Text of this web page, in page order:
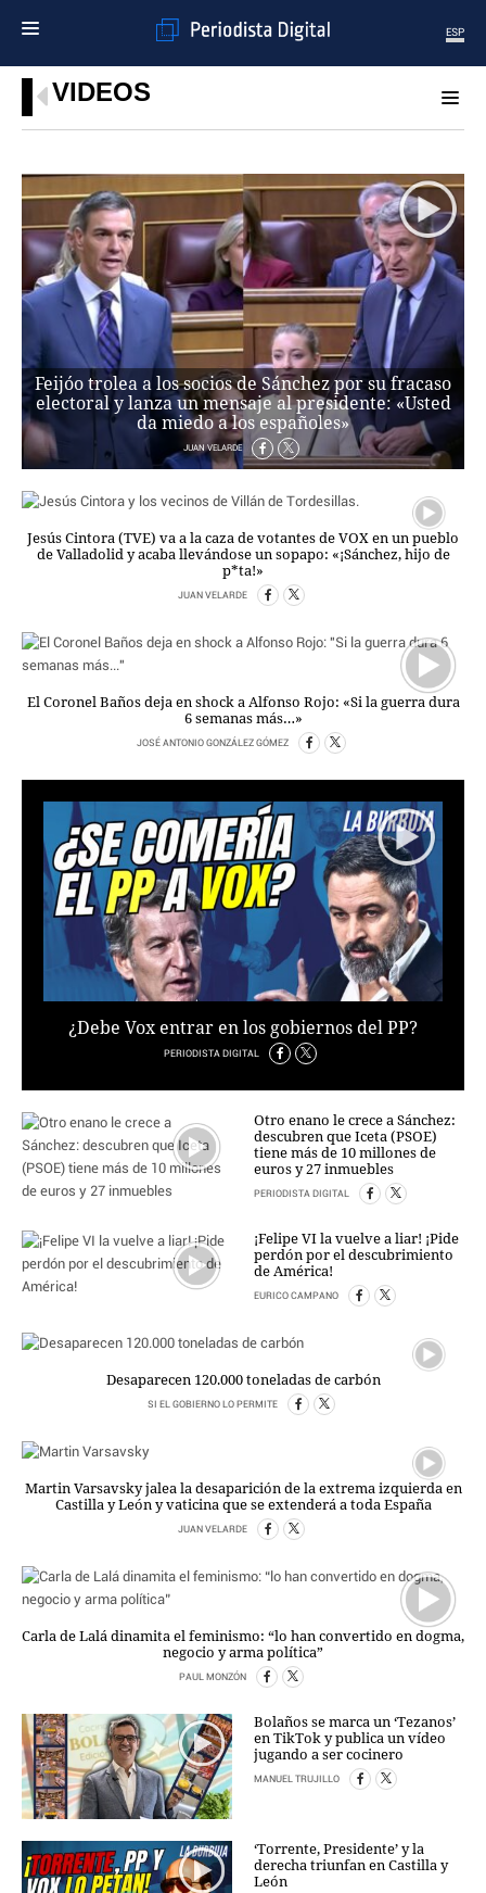
ESP
MENÚ
SECCIONES
MUNDO
PERIODISMO
ECONOMÍA
DEPORTES
CIENCIA
TECNOLOGÍA
CULTURA
TELEVISIÓN
GENTE
MOTOR
GASTRONOMÍA
ESCAPARATE
DIRECTORIOS
LO ÚLTIMO
BLOGS
VÍDEOS
TEMAS
PERSONAJES
ORGANISMOS
LUGARES
HEMEROTECA
SERVICIOS
OFERTAS
CLUB PD
MEDIOS
MÁS SERVICIOS
VIDEOS
Jesús Cintora (TVE) va a la caza de votantes de VOX en un pueblo
de Valladolid y acaba llevándose un sopapo: «¡Sánchez, hijo de
p*ta!»
JUAN VELARDE
El Coronel Baños deja en shock a Alfonso Rojo: «Si la guerra dura
6 semanas más…»
JOSÉ ANTONIO GONZÁLEZ GÓMEZ
Feijóo trolea a los socios de Sánchez por su fracaso
electoral y lanza un mensaje al presidente: «Usted
da miedo a los españoles»
JUAN VELARDE
¿Debe Vox entrar en los gobiernos del PP?
PERIODISTA DIGITAL
Otro enano le crece a Sánchez:
descubren que Iceta (PSOE)
tiene más de 10 millones de
euros y 27 inmuebles
PERIODISTA DIGITAL
¡Felipe VI la vuelve a liar! ¡Pide
perdón por el descubrimiento
de América!
EURICO CAMPANO
Desaparecen 120.000 toneladas de carbón
SI EL GOBIERNO LO PERMITE
Martin Varsavsky jalea la desaparición de la extrema izquierda en
Castilla y León y vaticina que se extenderá a toda España
JUAN VELARDE
Carla de Lalá dinamita el feminismo: “lo han convertido en dogma,
negocio y arma política”
PAUL MONZÓN
Bolaños se marca un ‘Tezanos’
en TikTok y publica un vídeo
jugando a ser cocinero
MANUEL TRUJILLO
‘Torrente, Presidente’ y la
derecha triunfan en Castilla y
León